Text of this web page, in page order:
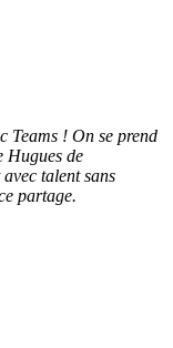
Teams ! On se prend
Hugues de
talent sans
partage.